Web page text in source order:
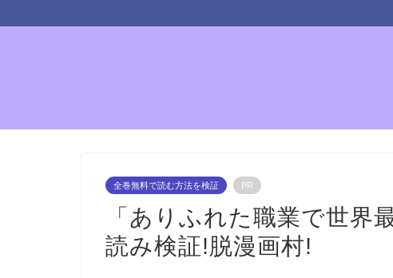
全巻無料で読む方法を検証 PR
「ありふれた職業で世界
読み検証!脱漫画村!